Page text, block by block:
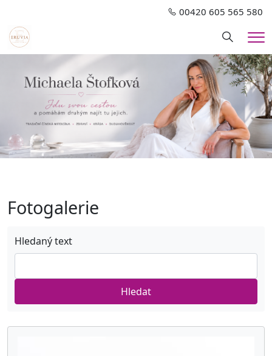
00420 605 565 580
Hledání
Fotogalerie
Hledaný text
Hledat